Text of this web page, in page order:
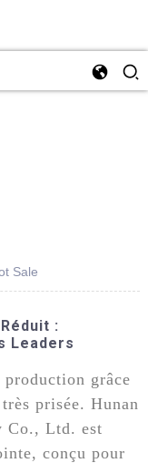
Sale
:
Leaders
grâce
prisée. Hunan
Co., Ltd. est
conçu pour